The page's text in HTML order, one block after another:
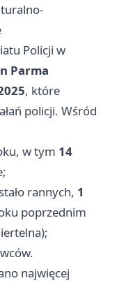
Policji w
Parma
, które
policji. Wśród
w tym 14
rannych, 1
poprzednim
najwięcej